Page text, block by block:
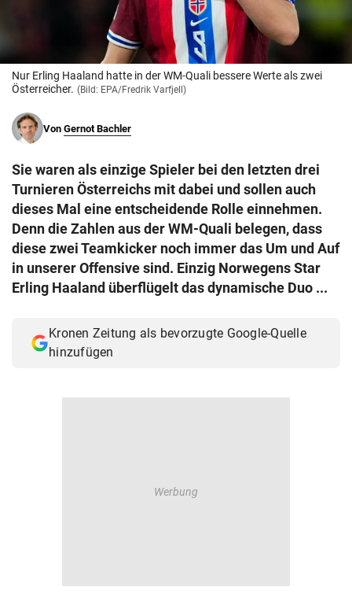
© Krone Multimedia GmbH & Co KG 2026
Muthgasse 2, 1190 Wien
Nur Erling Haaland hatte in der WM-Quali bessere Werte als zwei
Österreicher. (Bild: EPA/Fredrik Varfjell)
Von Gernot Bachler
Sie waren als einzige Spieler bei den letzten drei
Turnieren Österreichs mit dabei und sollen auch
dieses Mal eine entscheidende Rolle einnehmen.
Denn die Zahlen aus der WM-Quali belegen, dass
diese zwei Teamkicker noch immer das Um und Auf
in unserer Offensive sind. Einzig Norwegens Star
Erling Haaland überflügelt das dynamische Duo ...
Kronen Zeitung als bevorzugte Google-Quelle
hinzufügen